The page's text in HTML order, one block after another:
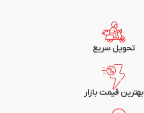
دارای خم ضد نفوذ آب
دارای نوار درزگیر
تحویل سریع
بهترین قیمت بازار